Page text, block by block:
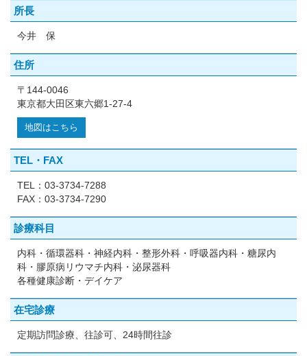
所長
今井 保
住所
〒144-0046
東京都大田区東六郷1-27-4
地図はこちら
TEL・FAX
TEL：03-3734-7288
FAX：03-3734-7290
診療科目
内科・循環器科・神経内科・整形外科・呼吸器内科・糖尿内
科・膠原病リウマチ内科・泌尿器科
各種健康診断・デイケア
在宅診療
定期訪問診療、往診可、24時間往診